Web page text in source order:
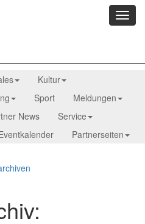
Menü
Kultur
Sport
Meldungen
News
Service
Partnerseiten